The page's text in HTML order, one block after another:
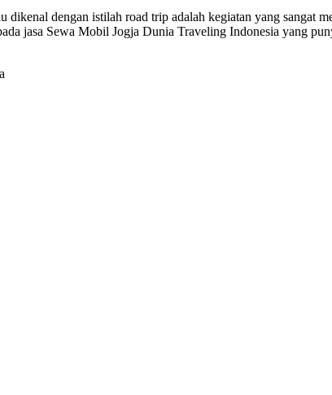
dengan istilah road trip adalah kegiatan yang sangat
jasa Sewa Mobil Jogja Dunia Traveling Indonesia yang